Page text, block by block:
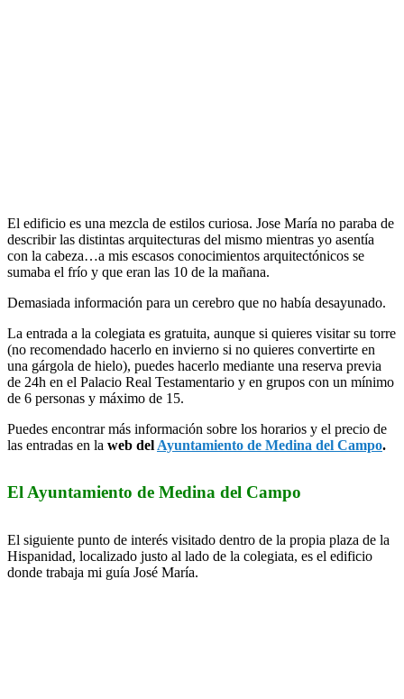
El edificio es una mezcla de estilos curiosa. Jose María no paraba de
describir las distintas arquitecturas del mismo mientras yo asentía
con la cabeza…a mis escasos conocimientos arquitectónicos se
sumaba el frío y que eran las 10 de la mañana.
Demasiada información para un cerebro que no había desayunado.
La entrada a la colegiata es gratuita, aunque si quieres visitar su torre
(no recomendado hacerlo en invierno si no quieres convertirte en
una gárgola de hielo), puedes hacerlo mediante una reserva previa
de 24h en el Palacio Real Testamentario y en grupos con un mínimo
de 6 personas y máximo de 15.
Puedes encontrar más información sobre los horarios y el precio de
las entradas en la web del Ayuntamiento de Medina del Campo.
El Ayuntamiento de Medina del Campo
El siguiente punto de interés visitado dentro de la propia plaza de la
Hispanidad, localizado justo al lado de la colegiata, es el edificio
donde trabaja mi guía José María.